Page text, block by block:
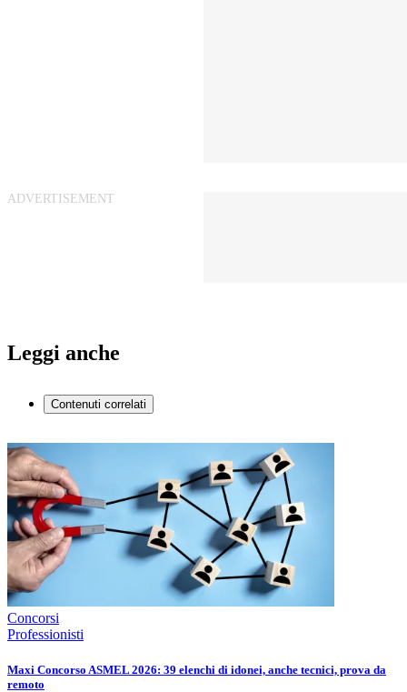
Leggi anche
Contenuti correlati
Concorsi
Professionisti
Maxi Concorso ASMEL 2026: 39 elenchi di idonei, anche tecnici, prova da
remoto